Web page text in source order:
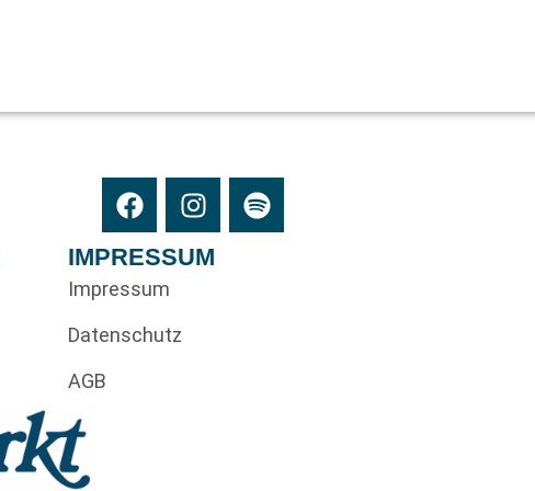
IMPRESSUM
Impressum
Datenschutz
AGB